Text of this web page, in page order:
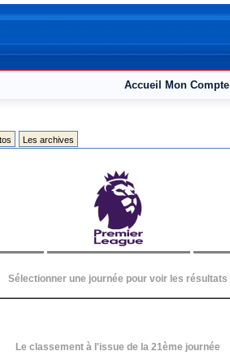
Accueil Mon Compte
Les archives
Sélectionner une journée pour voir les résultats
Le classement à l'issue de la 21ème journée